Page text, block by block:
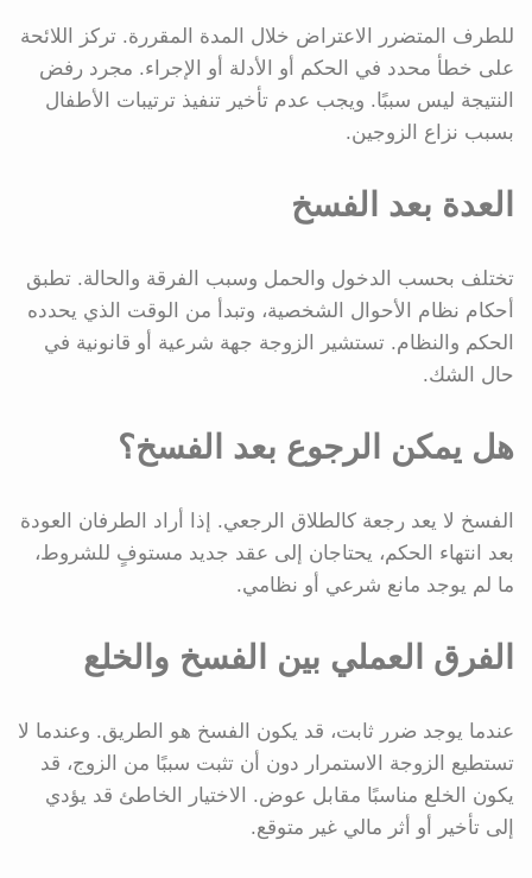
للطرف المتضرر الاعتراض خلال المدة المقررة. تركز اللائحة
على خطأ محدد في الحكم أو الأدلة أو الإجراء. مجرد رفض
النتيجة ليس سببًا. ويجب عدم تأخير تنفيذ ترتيبات الأطفال
بسبب نزاع الزوجين.
العدة بعد الفسخ
تختلف بحسب الدخول والحمل وسبب الفرقة والحالة. تطبق
أحكام نظام الأحوال الشخصية، وتبدأ من الوقت الذي يحدده
الحكم والنظام. تستشير الزوجة جهة شرعية أو قانونية في
حال الشك.
هل يمكن الرجوع بعد الفسخ؟
الفسخ لا يعد رجعة كالطلاق الرجعي. إذا أراد الطرفان العودة
بعد انتهاء الحكم، يحتاجان إلى عقد جديد مستوفٍ للشروط،
ما لم يوجد مانع شرعي أو نظامي.
الفرق العملي بين الفسخ والخلع
عندما يوجد ضرر ثابت، قد يكون الفسخ هو الطريق. وعندما لا
تستطيع الزوجة الاستمرار دون أن تثبت سببًا من الزوج، قد
يكون الخلع مناسبًا مقابل عوض. الاختيار الخاطئ قد يؤدي
إلى تأخير أو أثر مالي غير متوقع.